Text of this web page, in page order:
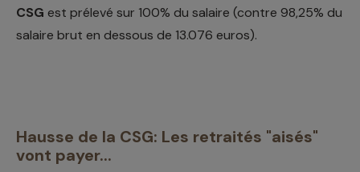
CSG est prélevé sur 100% du salaire (contre 98,25% du
salaire brut en dessous de 13.076 euros).
Hausse de la CSG: Les retraités "aisés"
vont payer...